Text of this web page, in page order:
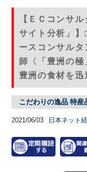
【ＥＣコンサ
サイト分析」
ースコンサル
師〈「豊洲の極
豊洲の食材を
こだわりの逸品 特産
2021/06/03 日本ネット